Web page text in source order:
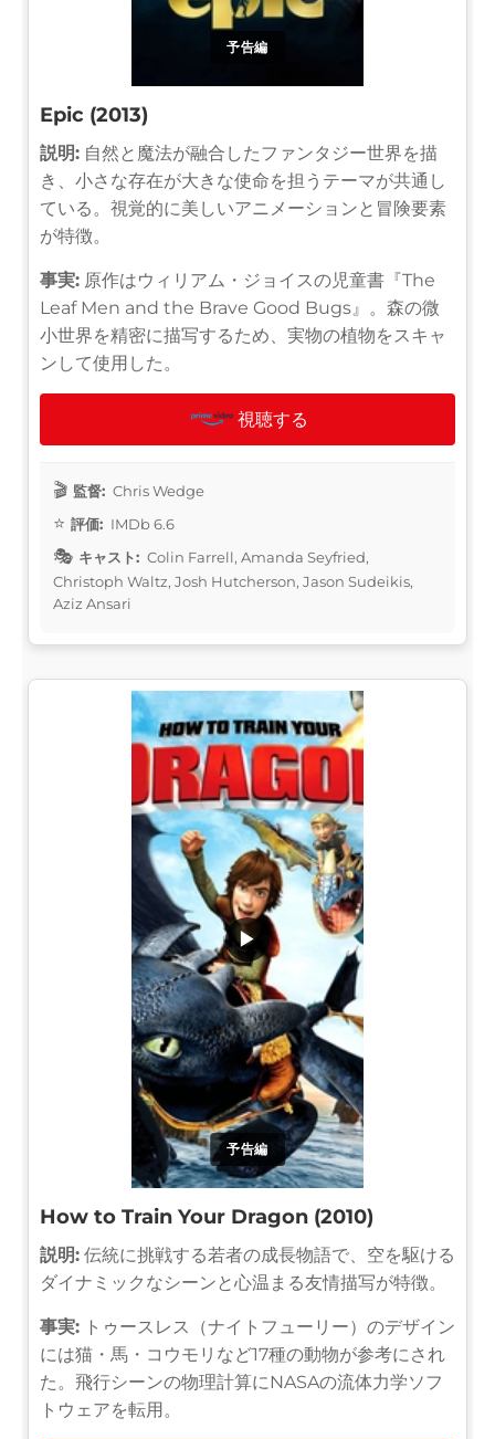
予告編
Epic (2013)
説明: 自然と魔法が融合したファンタジー世界を描
き、小さな存在が大きな使命を担うテーマが共通し
ている。視覚的に美しいアニメーションと冒険要素
が特徴。
事実: 原作はウィリアム・ジョイスの児童書『The
Leaf Men and the Brave Good Bugs』。森の微
小世界を精密に描写するため、実物の植物をスキャ
ンして使用した。
視聴する
監督: Chris Wedge
評価: IMDb 6.6
キャスト: Colin Farrell, Amanda Seyfried,
Christoph Waltz, Josh Hutcherson, Jason Sudeikis,
Aziz Ansari
予告編
▶
How to Train Your Dragon (2010)
説明: 伝統に挑戦する若者の成長物語で、空を駆ける
ダイナミックなシーンと心温まる友情描写が特徴。
事実: トゥースレス（ナイトフューリー）のデザイン
には猫・馬・コウモリなど17種の動物が参考にされ
た。飛行シーンの物理計算にNASAの流体力学ソフ
トウェアを転用。